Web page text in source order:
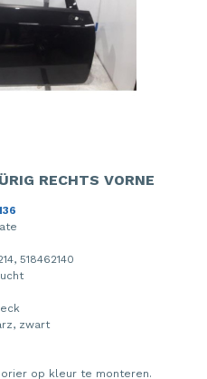
RECHTS VORNE
518462140
zwart
op kleur te monteren.